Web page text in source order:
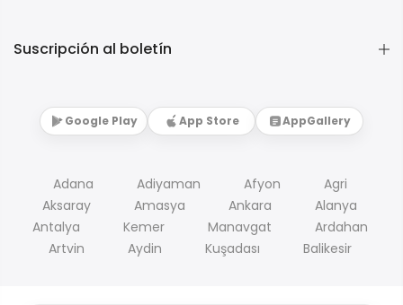
Suscripción al boletín
Google Play App Store AppGallery
Adana Adiyaman Afyon
Agri
Aksaray
Amasya Ankara
Alanya
Antalya
Kemer Manavgat
Ardahan
Artvin
Aydin Kuşadası Balikesir